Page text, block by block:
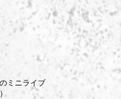
ミニライブ